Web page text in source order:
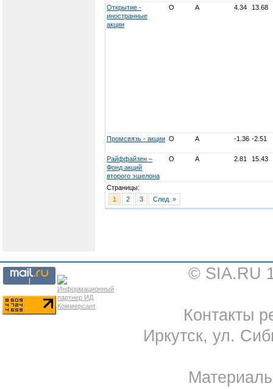
Открытие -
иностранные
акции
О А 4.34 13.68
Промсвязь - акции О А -1.36 -2.51
Райффайзен –
Фонд акций
второго эшелона
О А 2.81 15.43
Страницы:
1
2 3 След. »
© SIA.RU
Контакты
Иркутск, ул.